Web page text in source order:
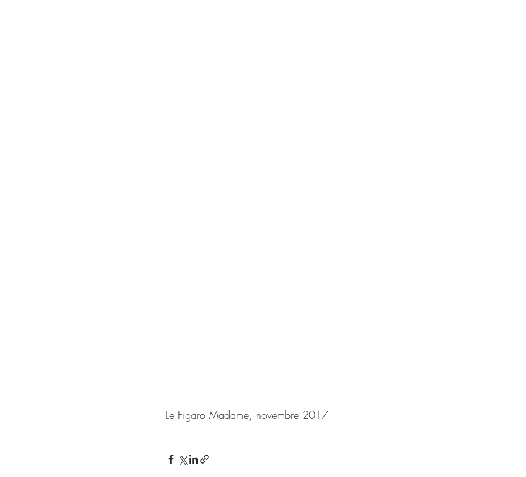
Le Figaro Madame, novembre 2017